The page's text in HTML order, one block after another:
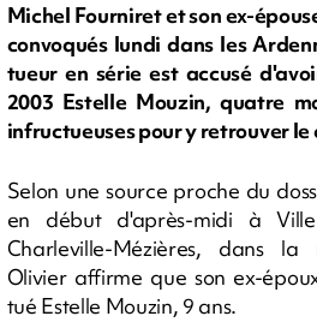
Michel Fourniret et son ex-
convoqués lundi dans les
tueur en série est accusé
2003 Estelle Mouzin, quatre
infructueuses pour y retrouver le
Selon une source proche du
en début d'après-midi à
Charleville-Mézières, dans
Olivier affirme que son ex-
tué Estelle Mouzin, 9 ans.